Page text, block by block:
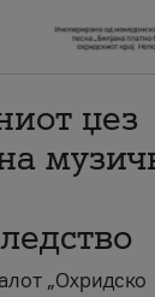
џез
„Охридско